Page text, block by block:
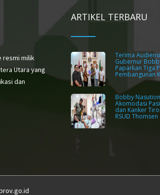
resmi milik
Utara yang
dan
ARTIKEL TERBARU
Terima
Gubernur
Paparkan Tiga
Pembangunan
Bobby
Akomodasi
dan Kanker
RSUD Thomsen